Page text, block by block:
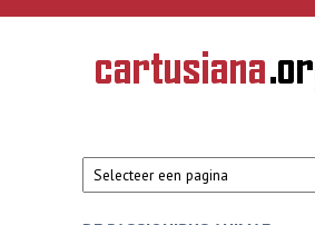
Overslaan en naar de inhoud gaan
Geschiedenis
van de